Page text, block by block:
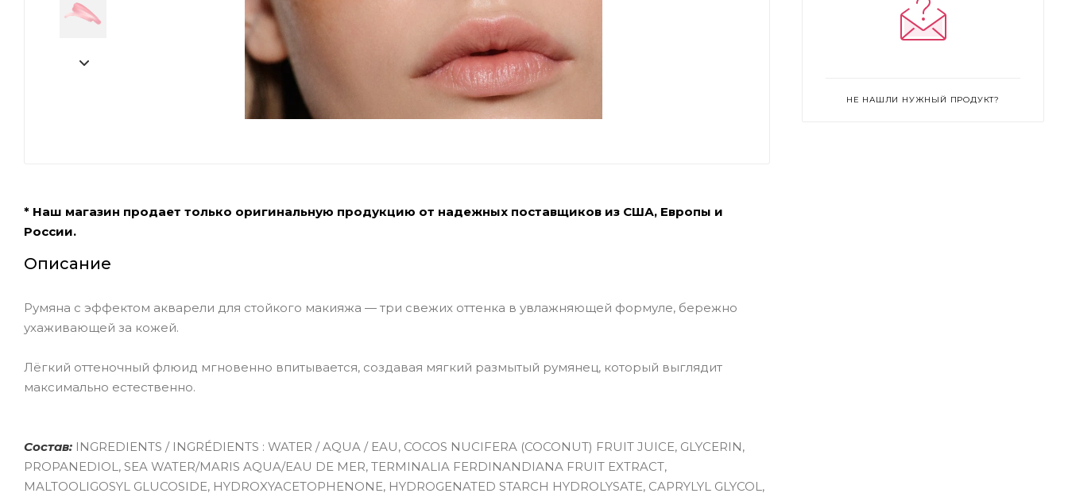
* Наш магазин продает только оригинальную продукцию от надежных поставщиков из США, Европы и
России.
Описание
Румяна с эффектом акварели для стойкого макияжа — три свежих оттенка в увлажняющей формуле, бережно
ухаживающей за кожей.
Лёгкий оттеночный флюид мгновенно впитывается, создавая мягкий размытый румянец, который выглядит
максимально естественно.
Состав: INGREDIENTS / INGRÉDIENTS : WATER / AQUA / EAU, COCOS NUCIFERA (COCONUT) FRUIT JUICE, GLYCERIN,
PROPANEDIOL, SEA WATER/MARIS AQUA/EAU DE MER, TERMINALIA FERDINANDIANA FRUIT EXTRACT,
MALTOOLIGOSYL GLUCOSIDE, HYDROXYACETOPHENONE, HYDROGENATED STARCH HYDROLYSATE, CAPRYLYL GLYCOL,
НЕ НАШЛИ НУЖНЫЙ ПРОДУКТ?